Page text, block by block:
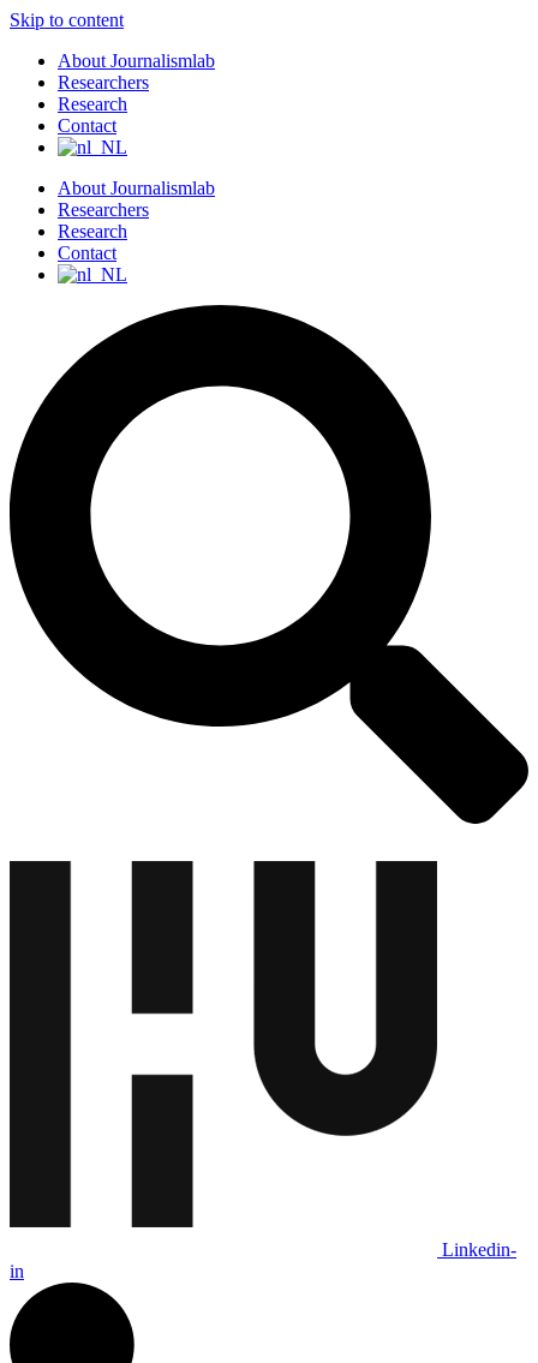
Skip to content
About Journalismlab
Researchers
Research
Contact
About Journalismlab
Researchers
Research
Contact
Linkedin-
in